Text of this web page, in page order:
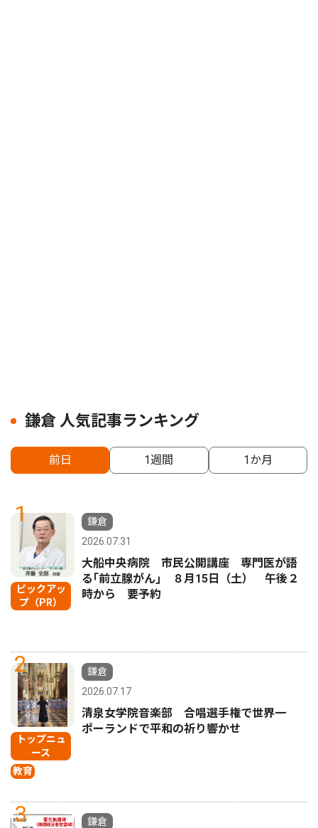
鎌倉 人気記事ランキング
前日 1週間 1か月
1
ピックアッ
プ（PR）
鎌倉
2026.07.31
大船中央病院 市民公開講座 専門医が語
る｢前立腺がん｣ ８月15日（土） 午後２
時から 要予約
2
トップニュ
ース
教育
鎌倉
2026.07.17
清泉女学院音楽部 合唱選手権で世界一
ポーランドで平和の祈り響かせ
3
鎌倉